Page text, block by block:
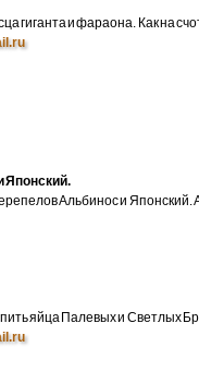
гиганта и фараона. Как на
Японский.
Альбинос и
яйца Палевых и Светлых